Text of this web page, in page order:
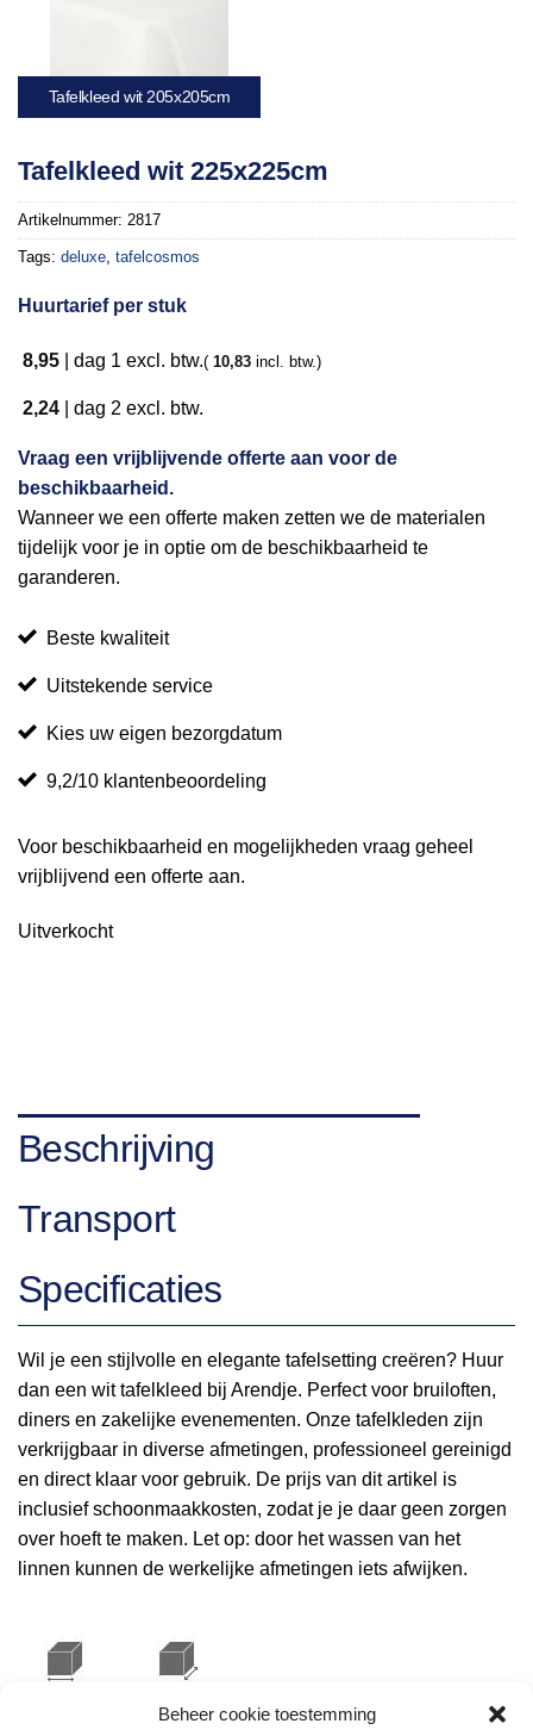
Beheer cookie toestemming
Tafelkleed wit 205x205cm
Tafelkleed wit 225x225cm
Artikelnummer: 2817
Tags: deluxe tafelcosmos
Huurtarief per stuk
8,95 dag 1 excl. btw.( 10,83 incl. btw.)
2,24 dag 2 excl. btw.
Vraag een vrijblijvende offerte aan voor de
beschikbaarheid.
Wanneer we een offerte maken zetten we de materialen
tijdelijk voor je in optie om de beschikbaarheid te
garanderen.
Beste kwaliteit
Uitstekende service
Kies uw eigen bezorgdatum
9,2/10 klantenbeoordeling
Voor beschikbaarheid en mogelijkheden vraag geheel
vrijblijvend een offerte aan.
Uitverkocht
Beschrijving
Transport
Specificaties
Wil je een stijlvolle en elegante tafelsetting creëren? Huur
dan een wit tafelkleed bij Arendje. Perfect voor bruiloften,
diners en zakelijke evenementen. Onze tafelkleden zijn
verkrijgbaar in diverse afmetingen, professioneel gereinigd
en direct klaar voor gebruik. De prijs van dit artikel is
inclusief schoonmaakkosten, zodat je je daar geen zorgen
over hoeft te maken. Let op: door het wassen van het
linnen kunnen de werkelijke afmetingen iets afwijken.